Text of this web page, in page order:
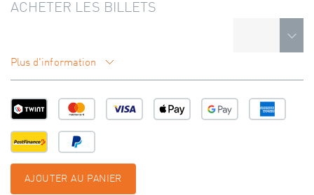
ACHETER LES BILLETS
Plus d'information
AJOUTER AU PANIER